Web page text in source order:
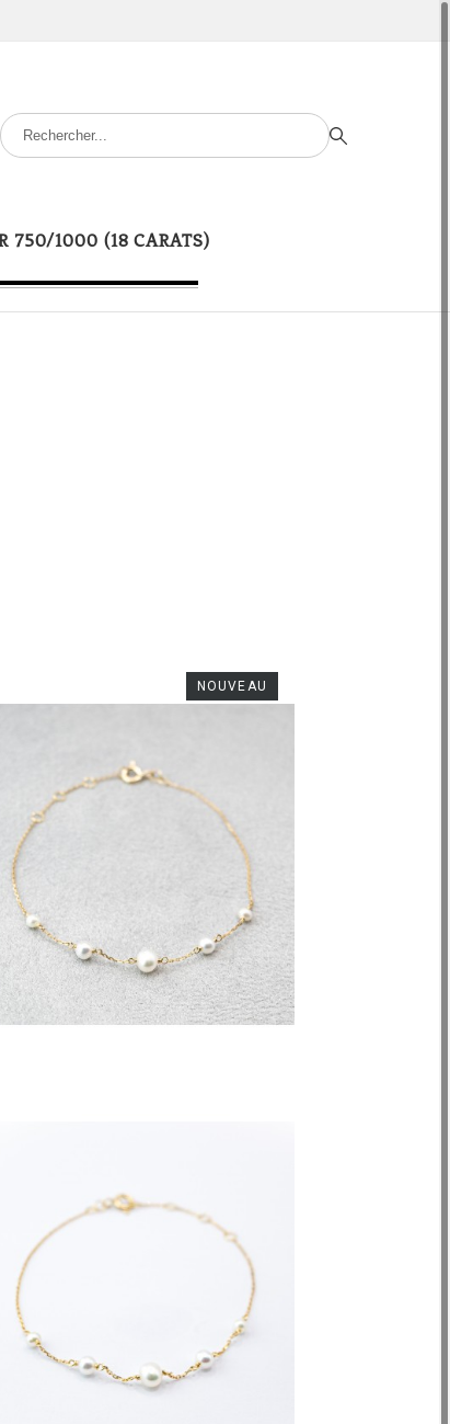
750/1000 (18 CARATS)
NOUVEAU